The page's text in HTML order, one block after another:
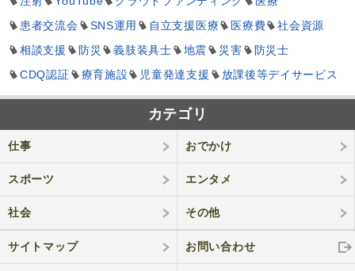
患者交流会
SNS運用 自立支援医療 医療費
社会資源
相談支援
防災 義肢装具士 地震 災害
防災士
CDQ認証
療育施設 児童発達支援 放課後等デイサービス
カテゴリ
仕事 おでかけ
スポーツ エンタメ
社会 その他
サイトマップ お問い合わせ